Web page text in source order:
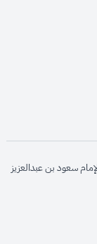
opens
سعود بن عبدالعزيز